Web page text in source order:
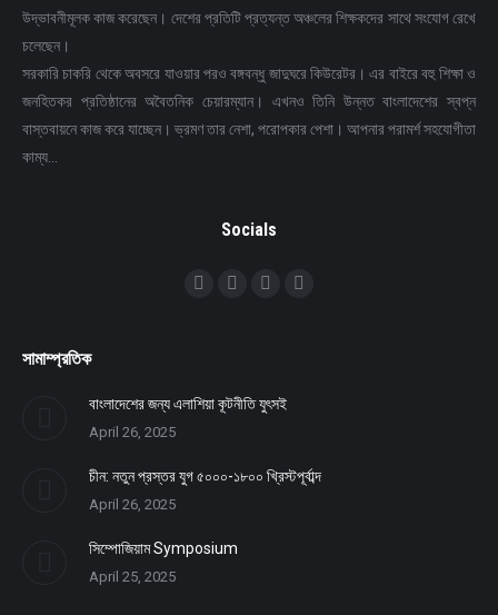
উদ্ভাবনীমূলক কাজ করেছেন। দেশের প্রতিটি প্রত্যন্ত অঞ্চলের শিক্ষকদের সাথে সংযোগ রেখে
চলেছেন।
সরকারি চাকরি থেকে অবসরে যাওয়ার পরও বঙ্গবন্ধু জাদুঘরে কিউরেটর। এর বাইরে বহু শিক্ষা ও
জনহিতকর প্রতিষ্ঠানের অবৈতনিক চেয়ারম্যান। এখনও তিনি উন্নত বাংলাদেশের স্বপ্ন
বাস্তবায়নে কাজ করে যাচ্ছেন। ভ্রমণ তার নেশা, পরোপকার পেশা। আপনার পরামর্শ সহযোগীতা
কাম্য…
Socials
সামাম্প্রতিক
বাংলাদেশের জন্য এলাশিয়া কূটনীতি যুৎসই
April 26, 2025
চীন: নতুন প্রস্তর যুগ ৫০০০-১৮০০ খ্রিস্টপূর্বাব্দ
April 26, 2025
সিম্পোজিয়াম Symposium
April 25, 2025